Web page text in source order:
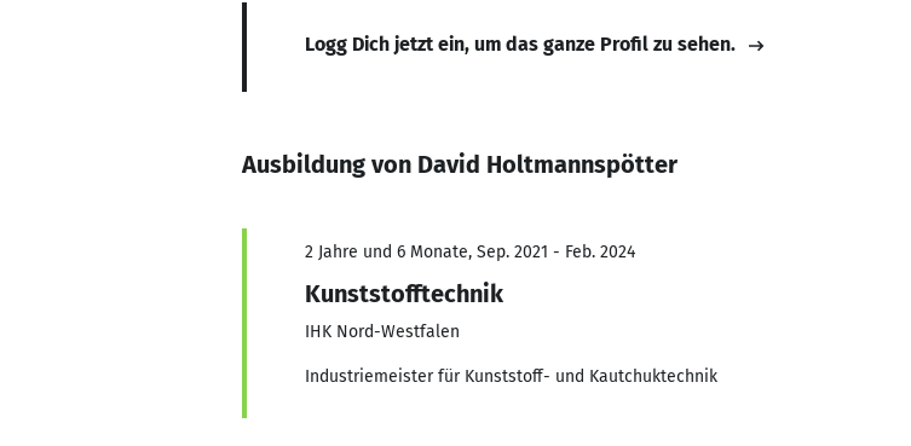
Logg Dich jetzt ein, um das ganze Profil zu sehen.
Ausbildung von David Holtmannspötter
2 Jahre und 6 Monate, Sep. 2021 - Feb. 2024
Kunststofftechnik
IHK Nord-Westfalen
Industriemeister für Kunststoff- und Kautchuktechnik